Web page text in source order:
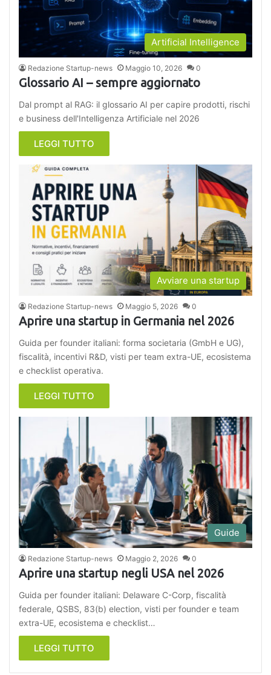
Artificial Intelligence
Redazione Startup-news Maggio 10, 2026 0
Glossario AI – sempre aggiornato
Dal prompt al RAG: il glossario AI per capire prodotti, rischi
e business dell'Intelligenza Artificiale nel 2026
LEGGI TUTTO
Avviare una startup
Redazione Startup-news Maggio 5, 2026 0
Aprire una startup in Germania nel 2026
Guida per founder italiani: forma societaria (GmbH e UG),
fiscalità, incentivi R&D, visti per team extra-UE, ecosistema
e checklist operativa.
LEGGI TUTTO
Guide
Redazione Startup-news Maggio 2, 2026 0
Aprire una startup negli USA nel 2026
Guida per founder italiani: Delaware C-Corp, fiscalità
federale, QSBS, 83(b) election, visti per founder e team
extra-UE, ecosistema e checklist…
LEGGI TUTTO